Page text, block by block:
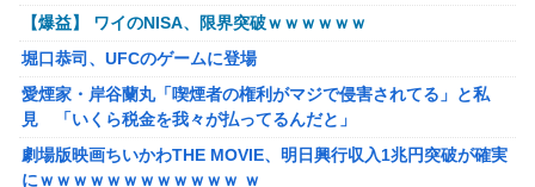
【画像】井口裕香(36)、タンクトップがはち切れそうなくら
いデカイｗｗｗｗｗｗｗｗｗｗｗ
【画像】 AI「写真の背景削除？ガンプラの箱追加しといて
あげよ????」
【ホロライブ】アキロゼ、映画をきっかけに「ちいかわ」に
【爆益】 ワイのNISA、限界突破ｗｗｗｗｗｗ
堀口恭司、UFCのゲームに登場
愛煙家・岸谷蘭丸「喫煙者の権利がマジで侵害されてる」と私
見 「いくら税金を我々が払ってるんだと」
劇場版映画ちいかわTHE MOVIE、明日興行収入1兆円突破が確実
にｗｗｗｗｗｗｗｗｗｗｗｗ ｗ